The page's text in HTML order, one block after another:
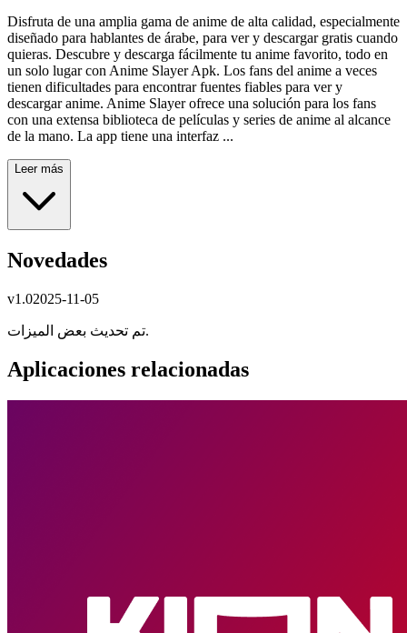
Disfruta de una amplia gama de anime de alta calidad, especialmente
diseñado para hablantes de árabe, para ver y descargar gratis cuando
quieras. Descubre y descarga fácilmente tu anime favorito, todo en
un solo lugar con Anime Slayer Apk. Los fans del anime a veces
tienen dificultades para encontrar fuentes fiables para ver y
descargar anime. Anime Slayer ofrece una solución para los fans
con una extensa biblioteca de películas y series de anime al alcance
de la mano. La app tiene una interfaz ...
Leer más
Novedades
v1.02025-11-05
تم تحديث بعض الميزات.
Aplicaciones relacionadas